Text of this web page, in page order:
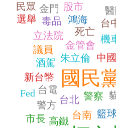
國民
台北
朱立倫
籃球
台南
警察
中國
台電
高鐵
金管會
機
死亡
警方
市長
新台幣
台
酒駕
議員
立法院
鴻海
毒品
股市
金門
選舉
民眾
Fed